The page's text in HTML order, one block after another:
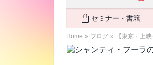
セミナー・書籍
Home » ブログ » 【東京・上